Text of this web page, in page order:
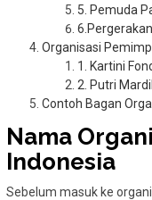
5. Pemuda
Organisasi
1. Kartini
2. Putri
Contoh Bagan
Nama
Indonesia
Sebelum masuk ke